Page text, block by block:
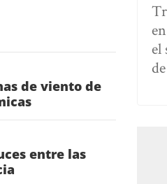
de viento de
entre las
el